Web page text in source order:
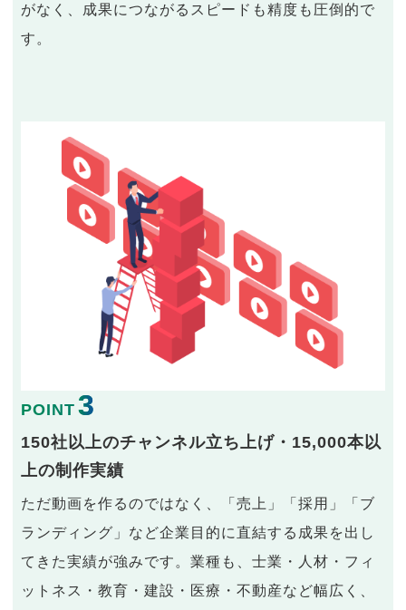
がなく、成果につながるスピードも精度も圧倒的で
す。
POINT 3
150社以上のチャンネル立ち上げ・15,000本以
上の制作実績
ただ動画を作るのではなく、「売上」「採用」「ブ
ランディング」など企業目的に直結する成果を出し
てきた実績が強みです。業種も、士業・人材・フィ
ットネス・教育・建設・医療・不動産など幅広く、